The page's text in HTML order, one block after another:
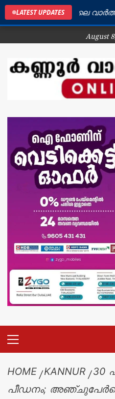
LATEST UPDATES
കണ്ണൂർ ജില്ലയിലെ
August
HOME KANNUR
30
പീഡനം;